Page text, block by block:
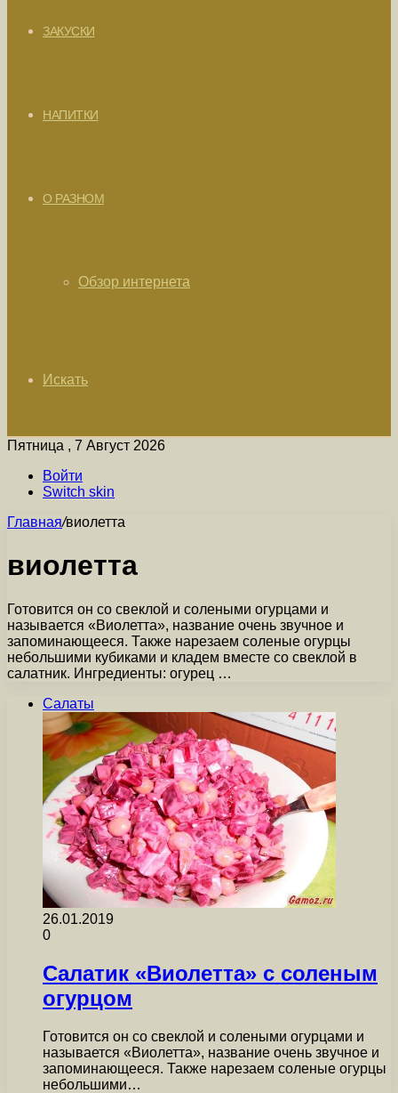
ЗАКУСКИ
НАПИТКИ
О РАЗНОМ
Обзор интернета
Искать
Пятница , 7 Август 2026
Войти
Switch skin
Главная/виолетта
виолетта
Готовится он со свеклой и солеными огурцами и
называется «Виолетта», название очень звучное и
запоминающееся. Также нарезаем соленые огурцы
небольшими кубиками и кладем вместе со свеклой в
салатник. Ингредиенты: огурец …
Салаты
26.01.2019
0
Салатик «Виолетта» с соленым
огурцом
Готовится он со свеклой и солеными огурцами и
называется «Виолетта», название очень звучное и
запоминающееся. Также нарезаем соленые огурцы
небольшими…